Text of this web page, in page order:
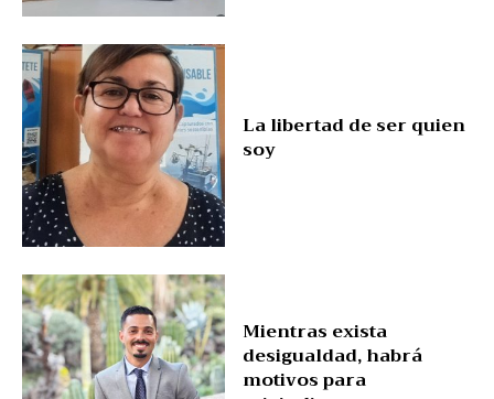
La libertad de ser quien
soy
Mientras exista
desigualdad, habrá
motivos para